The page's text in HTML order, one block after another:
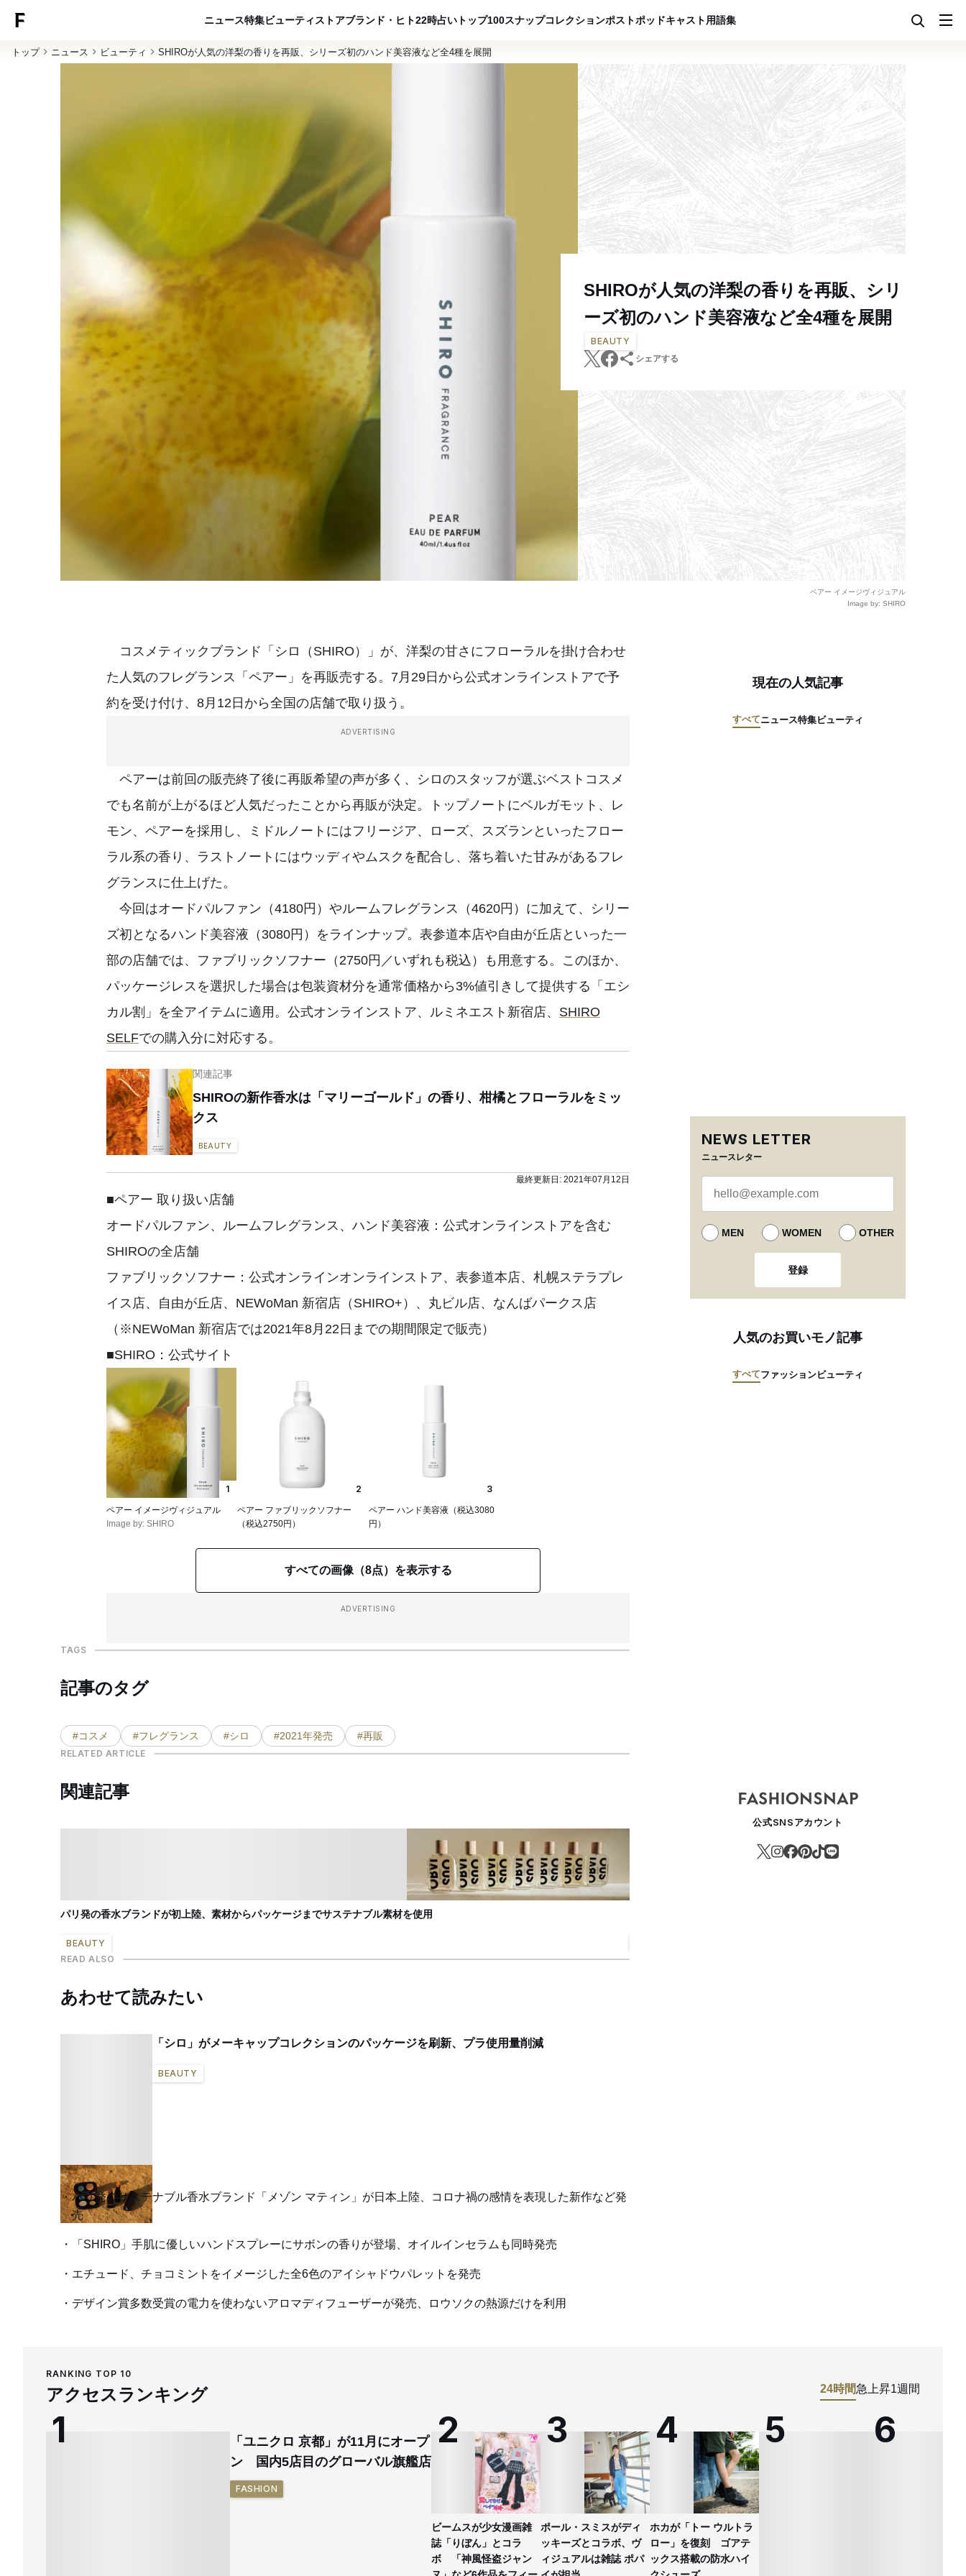
ニュース特集ビューティ ストアブランド・ヒト22時占い トップ100スナップコレクションポストポッドキャスト用語集
トップ ニュース ビューティ SHIROが人気の洋梨の香りを再販、シリーズ初のハンド美容液など全4種を展開
SHIROが人気の洋梨の香りを再販、シリ
ーズ初のハンド美容液など全4種を展開
BEAUTY
シェアする
ペアー イメージヴィジュアル
Image by: SHIRO
コスメティックブランド「シロ（SHIRO）」が、洋梨の甘さにフローラルを掛け合わせ
た人気のフレグランス「ペアー」を再販売する。7月29日から公式オンラインストアで予
約を受け付け、8月12日から全国の店舗で取り扱う。
ADVERTISING
ペアーは前回の販売終了後に再販希望の声が多く、シロのスタッフが選ぶベストコスメ
でも名前が上がるほど人気だったことから再販が決定。トップノートにベルガモット、レ
モン、ペアーを採用し、ミドルノートにはフリージア、ローズ、スズランといったフロー
ラル系の香り、ラストノートにはウッディやムスクを配合し、落ち着いた甘みがあるフレ
グランスに仕上げた。
今回はオードパルファン（4180円）やルームフレグランス（4620円）に加えて、シリー
ズ初となるハンド美容液（3080円）をラインナップ。表参道本店や自由が丘店といった一
部の店舗では、ファブリックソフナー（2750円／いずれも税込）も用意する。このほか、
パッケージレスを選択した場合は包装資材分を通常価格から3%値引きして提供する「エシ
カル割」を全アイテムに適用。公式オンラインストア、ルミネエスト新宿店、 SHIRO
SELFでの購入分に対応する。
関連記事
SHIROの新作香水は「マリーゴールド」の香り、柑橘とフローラルをミッ
クス
BEAUTY
最終更新日: 2021年07月12日
■ペアー 取り扱い店舗
オードパルファン、ルームフレグランス、ハンド美容液：公式オンラインストアを含む
SHIROの全店舗
ファブリックソフナー：公式オンラインオンラインストア、表参道本店、札幌ステラプレ
イス店、自由が丘店、NEWoMan 新宿店（SHIRO+）、丸ビル店、なんばパークス店
（※NEWoMan 新宿店では2021年8月22日までの期間限定で販売）
■SHIRO：公式サイト
1
ペアー イメージヴィジュアル
Image by: SHIRO
2
ペアー ファブリックソフナー
（税込2750円）
3
ペアー ハンド美容液（税込3080
円）
すべての画像（8点）を表示する
ADVERTISING
TAGS
記事のタグ
#コスメ #フレグランス #シロ #2021年発売 #再販
RELATED ARTICLE
関連記事
パリ発の香水ブランドが初上陸、素材からパッケージまでサステナブル素材を使用
BEAUTY
READ ALSO
あわせて読みたい
「シロ」がメーキャップコレクションのパッケージを刷新、プラ使用量削減
BEAUTY
パリ発のサステナブル香水ブランド「メゾン マティン」が日本上陸、コロナ禍の感情を表現した新作など発
売
「SHIRO」手肌に優しいハンドスプレーにサボンの香りが登場、オイルインセラムも同時発売
エチュード、チョコミントをイメージした全6色のアイシャドウパレットを発売
デザイン賞多数受賞の電力を使わないアロマディフューザーが発売、ロウソクの熱源だけを利用
現在の人気記事
すべてニュース特集ビューティ
NEWS LETTER
ニュースレター
MEN WOMEN OTHER
登録
人気のお買いモノ記事
すべてファッションビューティ
公式SNSアカウント
RANKING TOP 10
アクセスランキング 24時間急上昇1週間
「ユニクロ 京都」が11月にオープ
ン 国内5店目のグローバル旗艦店
FASHION
ビームスが少女漫画雑
誌「りぼん」とコラ
ボ 「神風怪盗ジャン
ポール・スミスがディ
ッキーズとコラボ、ヴ
ィジュアルは雑誌 ポパ
ホカが「トー ウルトラ
ロー」を復刻 ゴアテ
ックス搭載の防水ハイ